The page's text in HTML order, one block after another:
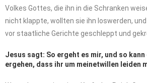
Volkes Gottes, die ihn in die Schranken
nicht klappte, wollten sie ihn loswerden,
vor staatliche Gerichte geschleppt und
Jesus sagt: So ergeht es mir, und so kann
ergehen, dass ihr um meinetwillen leiden